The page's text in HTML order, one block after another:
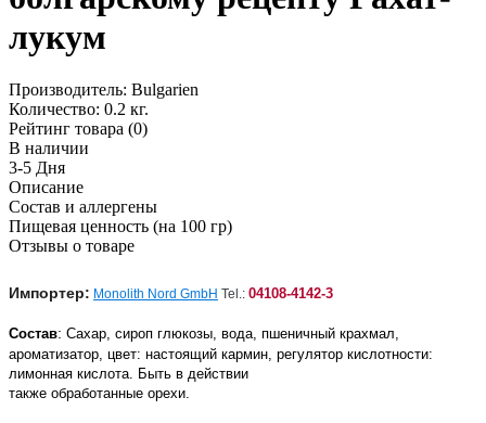
лукум
Производитель: Bulgarien
Количество: 0.2 кг.
Рейтинг товара (0)
В наличии
3-5 Дня
Описание
Состав и аллергены
Пищевая ценность (на 100 гр)
Отзывы о товаре
Импортер: Monolith Nord GmbH Tel.: 04108-4142-3
Состав: Сахар, сироп глюкозы, вода, пшеничный крахмал,
ароматизатор, цвет: настоящий кармин, регулятор кислотности:
лимонная кислота. Быть в действии
также обработанные орехи.